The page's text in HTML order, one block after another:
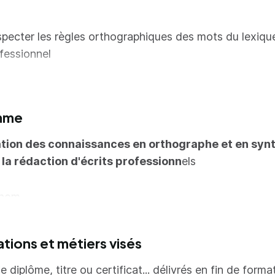
les règles orthographiques des mots du
les paronymes du lexique professionnel et
mot selon le contexte
la qualité de l'expression écrite dans un cadre
des connaissances en orthographe et en
la rédaction d'écrits professionnels
et métiers visés
diplôme, titre ou certificat... délivrés en fin de